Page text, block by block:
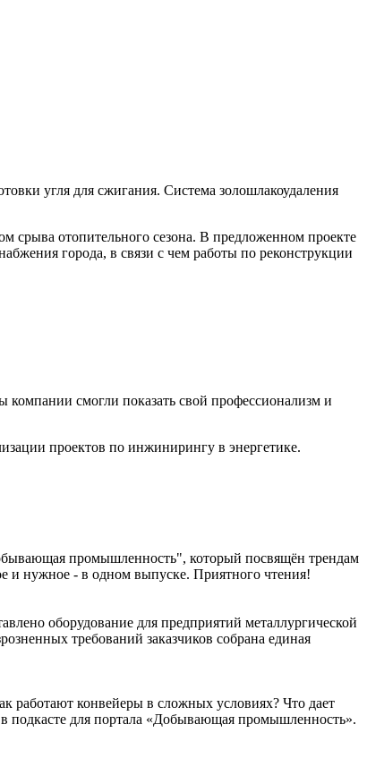
угля для сжигания. Система золошлакоудаления
срыва отопительного сезона. В предложенном проекте
города, в связи с чем работы по реконструкции
смогли показать свой профессионализм и
проектов по инжинирингу в энергетике.
промышленность", который посвящён трендам
и нужное - в одном выпуске. Приятного чтения!
оборудование для предприятий металлургической
требований заказчиков собрана единая
работают конвейеры в сложных условиях? Что дает
для портала «Добывающая промышленность».